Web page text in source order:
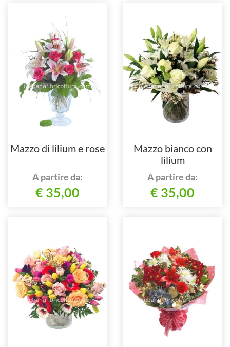
Mazzo di lilium e rose
A partire da:
€ 35,00
Mazzo bianco con
lilium
A partire da:
€ 35,00